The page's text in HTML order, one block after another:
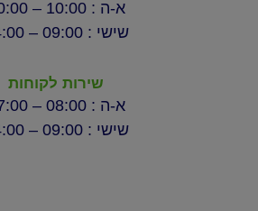
א-ה : 10:00 – 20:00
שישי : 09:00 – 14:00
שירות לקוחות
א-ה : 08:00 – 17:00
שישי : 09:00 – 14:00